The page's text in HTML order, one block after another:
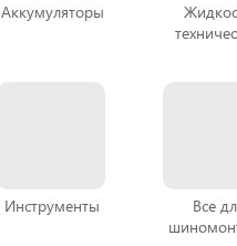
Аккумуляторы
Инструменты
Все